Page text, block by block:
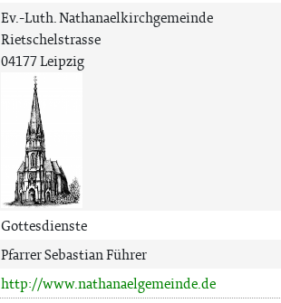
Ev.-Luth. Nathanaelkirchgemeinde
Rietschelstrasse
04177 Leipzig
Gottesdienste
Pfarrer Sebastian Führer
http://www.nathanaelgemeinde.de